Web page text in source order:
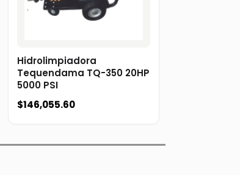
Hidrolimpiadora
Tequendama TQ-350 20HP
5000 PSI
$146,055.60